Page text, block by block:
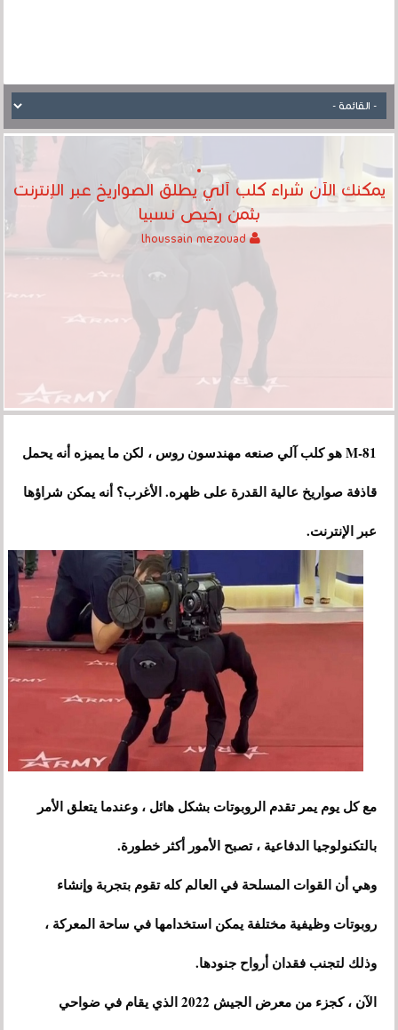
يمكنك الآن شراء كلب آلي يطلق الصواريخ عبر الإنترنت
بثمن رخيص نسبيا
lhoussain mezouad
M-81 هو كلب آلي صنعه مهندسون روس ، لكن ما يميزه أنه يحمل
قاذفة صواريخ عالية القدرة على ظهره. الأغرب؟ أنه يمكن شراؤها
عبر الإنترنت.
مع كل يوم يمر تقدم الروبوتات بشكل هائل ، وعندما يتعلق الأمر
بالتكنولوجيا الدفاعية ، تصبح الأمور أكثر خطورة.
وهي أن القوات المسلحة في العالم كله تقوم بتجربة وإنشاء
روبوتات وظيفية مختلفة يمكن استخدامها في ساحة المعركة ،
وذلك لتجنب فقدان أرواح جنودها.
الآن ، كجزء من معرض الجيش 2022 الذي يقام في ضواحي